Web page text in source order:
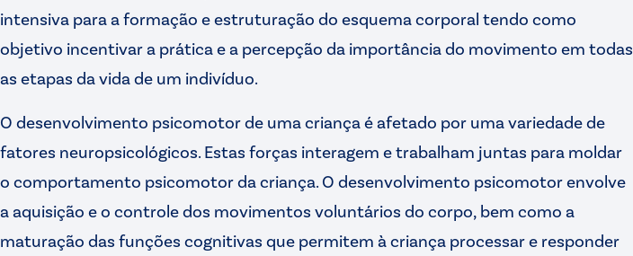
intensiva para a formação e estruturação do esquema corporal tendo como
objetivo incentivar a prática e a percepção da importância do movimento em todas
as etapas da vida de um indivíduo.
O desenvolvimento psicomotor de uma criança é afetado por uma variedade de
fatores neuropsicológicos. Estas forças interagem e trabalham juntas para moldar
o comportamento psicomotor da criança. O desenvolvimento psicomotor envolve
a aquisição e o controle dos movimentos voluntários do corpo, bem como a
maturação das funções cognitivas que permitem à criança processar e responder